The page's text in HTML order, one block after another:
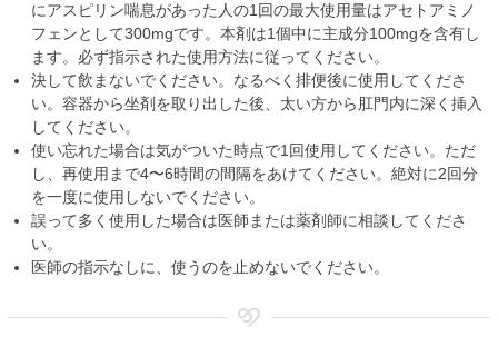
にアスピリン喘息があった人の1回の最大使用量はアセトアミノ
フェンとして300mgです。本剤は1個中に主成分100mgを含有し
ます。必ず指示された使用方法に従ってください。
決して飲まないでください。なるべく排便後に使用してくださ
い。容器から坐剤を取り出した後、太い方から肛門内に深く挿入
してください。
使い忘れた場合は気がついた時点で1回使用してください。ただ
し、再使用まで4〜6時間の間隔をあけてください。絶対に2回分
を一度に使用しないでください。
誤って多く使用した場合は医師または薬剤師に相談してくださ
い。
医師の指示なしに、使うのを止めないでください。